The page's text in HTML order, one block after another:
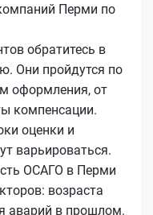
Перми по
обратитесь в
Они пройдутся по
оформления, от
компенсации.
оценки и
варьироваться.
ОСАГО в Перми
возраста
аварий в прошлом.